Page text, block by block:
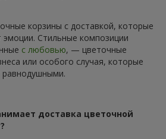
корзины с доставкой, которые
эмоции. Стильные композиции
с любовью, — цветочные
или особого случая, которые
равнодушными.
доставка цветочной